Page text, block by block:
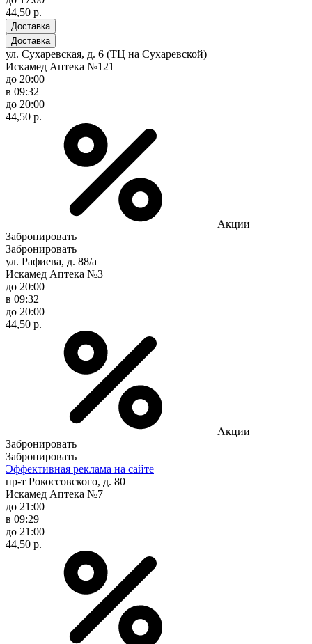
44,50 р.
Доставка
Доставка
ул. Сухаревская, д. 6 (ТЦ на Сухаревской)
Искамед Аптека №121
до 20:00
в 09:32
до 20:00
44,50 р.
Акции
Забронировать
Забронировать
ул. Рафиева, д. 88/а
Искамед Аптека №3
до 20:00
в 09:32
до 20:00
44,50 р.
Акции
Забронировать
Забронировать
Эффективная реклама на сайте
пр-т Рокоссовского, д. 80
Искамед Аптека №7
до 21:00
в 09:29
до 21:00
44,50 р.